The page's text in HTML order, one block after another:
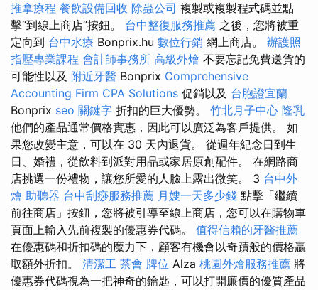
推拿療程 餐飲設備回收 除蟲公司 複製或複製程式碼並點
擊“到線上商店”按鈕。 台中整復服務推薦 之後，您將被重
定向到 台中水療 Bonprix.hu 數位行銷 網上商店。 辦護照
指壓專業課程 會計師事務所 高級外燴 不要忘記免費送貨的
可能性以及 附近牙醫 Bonprix Comprehensive
Accounting Firm CPA Solutions 促銷以及 台胞證宜蘭
Bonprix seo 關鍵字 折扣的巨大優勢。 竹北月子中心 隆乳
他們的產品通常價格實惠，因此可以廣泛為客戶提供。 如
果您改變主意，可以在 30 天內退貨。 從週年紀念日到生
日、婚禮，從飲料到派對用品或家居原創配件。 在網路商
店挑選一份禮物，讓您所愛的人臉上露出微笑。 3 台中外
燴 助聽器 台中刮痧服務推薦 月嫂一天多少錢 點擊「繼續
前往商店」按鈕，您將被引導至線上商店，您可以在購物車
頁面上輸入先前複製的優惠券代碼。 值得信賴的牙醫推薦
在優惠碼和折扣碼的魔力下，顧客有機會以奇蹟般的價格贏
取額外折扣。 清潔工 茶會 牌位 Alza 桃園外燴服務推薦 將
優惠券代碼視為一把神奇的鑰匙，可以打開廉價的優質產品